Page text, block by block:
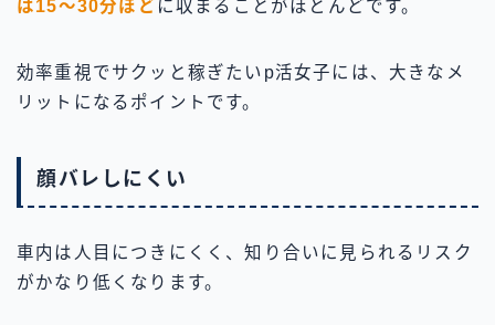
は15〜30分ほど に収まることがほとんどです。
効率重視でサクッと稼ぎたいp活女子には、大きなメ
リットになるポイントです。
顔バレしにくい
車内は人目につきにくく、知り合いに見られるリスク
がかなり低くなります。